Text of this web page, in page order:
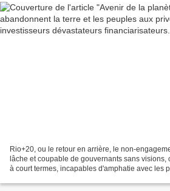
Rio+20, ou le retour en arrière, le non-
lâche et coupable de gouvernants sans
à court termes, incapables d'amphatie avec les